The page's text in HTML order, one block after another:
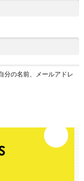
分の名前、メールアドレ